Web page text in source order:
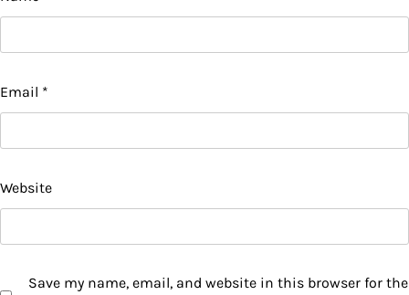
Email *
Website
Save my name, email, and website in this browser for the